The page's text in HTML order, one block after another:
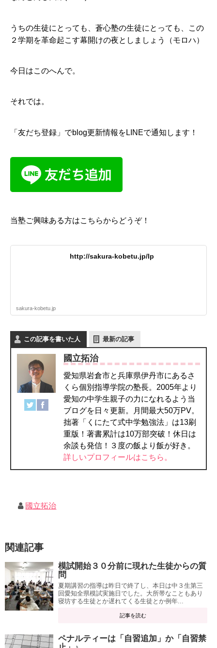
うちの生徒にとっても、蒼心塾の生徒にとっても、この
２学期を革命起こす幕開けの夜としましょう（モロハ）
今日はこのへんで。
それでは。
「友だち登録」でblog更新情報をLINEで通知します！
当塾ご興味ある方はこちらからどうぞ！
http://sakura-kobetu.jp/lp
sakura-kobetu.jp
この記事を書いた人 最新の記事
國立拓治
愛知県岩倉市と兵庫県伊丹市にあるさ
くら個別指導学院の塾長。2005年より
愛知の中学生親子の力になれるよう当
ブログを日々更新。月間最大50万PV。
拙著「くにたて式中学勉強法」は13刷
重版！著書累計は10万部突破！休日は
余談も発信！３度の飯より飯が好き。
詳しいプロフィールはこちら。
國立拓治
関連記事
模試開始３０分前に現れた生徒からの質
問
夏期講習の指導は昨日で終了し、本日は中３生第三
回愛知全県模試実施日でした。大所帯なこともあり
寝坊する生徒とか遅れてくる生徒とか例年...
記事を読む
ペナルティーは「自習追加」か「自習禁